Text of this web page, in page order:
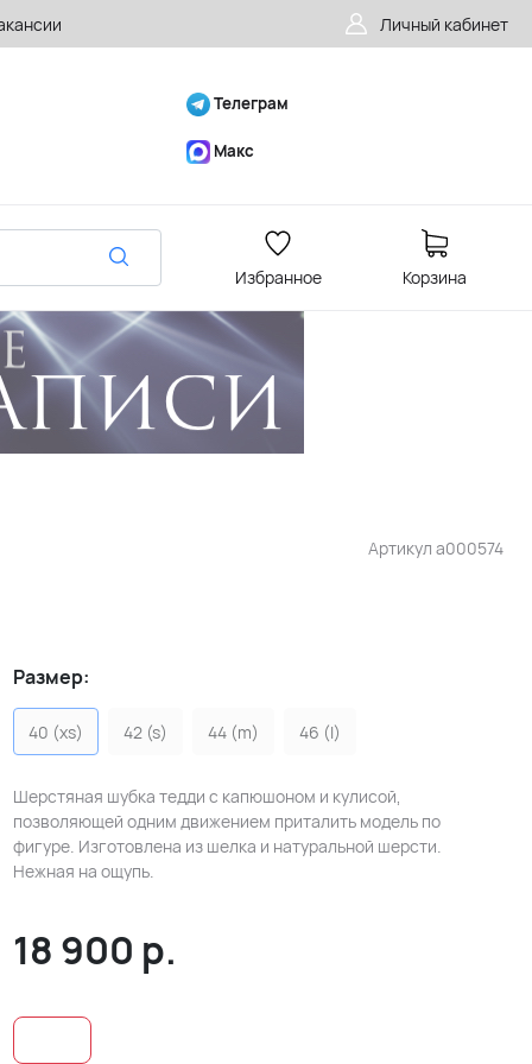
Личный кабинет
Телеграм
Макс
Избранное Корзина
Артикул a000574
Размер:
40 (xs) 42 (s) 44 (m) 46 (l)
Шерстяная шубка тедди с капюшоном и кулисой,
позволяющей одним движением приталить модель по
фигуре. Изготовлена из шелка и натуральной шерсти.
Нежная на ощупь.
18 900 р.